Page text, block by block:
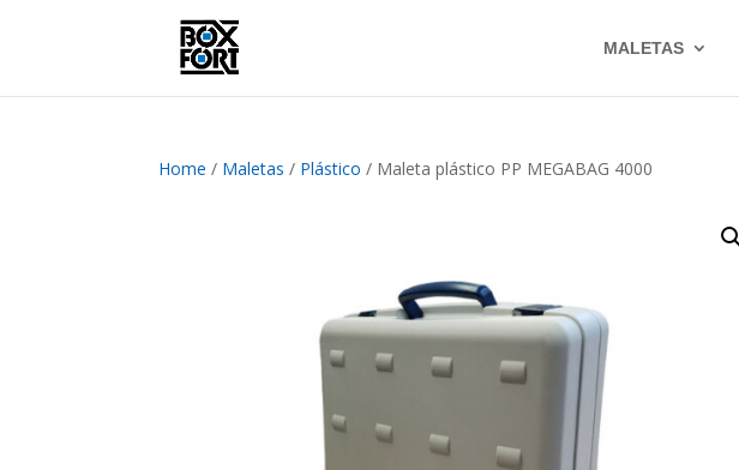
MALETAS
Home / Maletas / Plástico / Maleta plástico PP MEGABAG 4000